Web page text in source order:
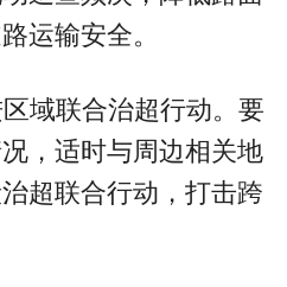
运输安全。
域联合治超行动。要
，适时与周边相关地
超联合行动，打击跨